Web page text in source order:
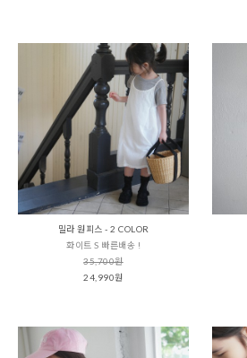
밀라 원피스 - 2 COLOR
화이트 S 빠른배송 !
35,700원
24,990원